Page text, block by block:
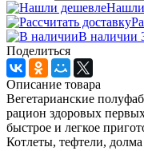
В наличии
Поделиться
Описание товара
Вегетарианские
рацион здоровых
быстрое и легкое
Котлеты, тефтели,